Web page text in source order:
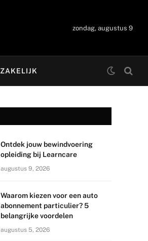
zondag, augustus 9
ZAKELIJK
Ontdek jouw bewindvoering
opleiding bij Learncare
augustus 9, 2026
Waarom kiezen voor een auto
abonnement particulier? 5
belangrijke voordelen
augustus 5, 2026